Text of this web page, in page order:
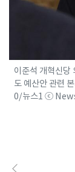
이준석 개혁신당
도 예산안 관련
0/뉴스1 ⓒ